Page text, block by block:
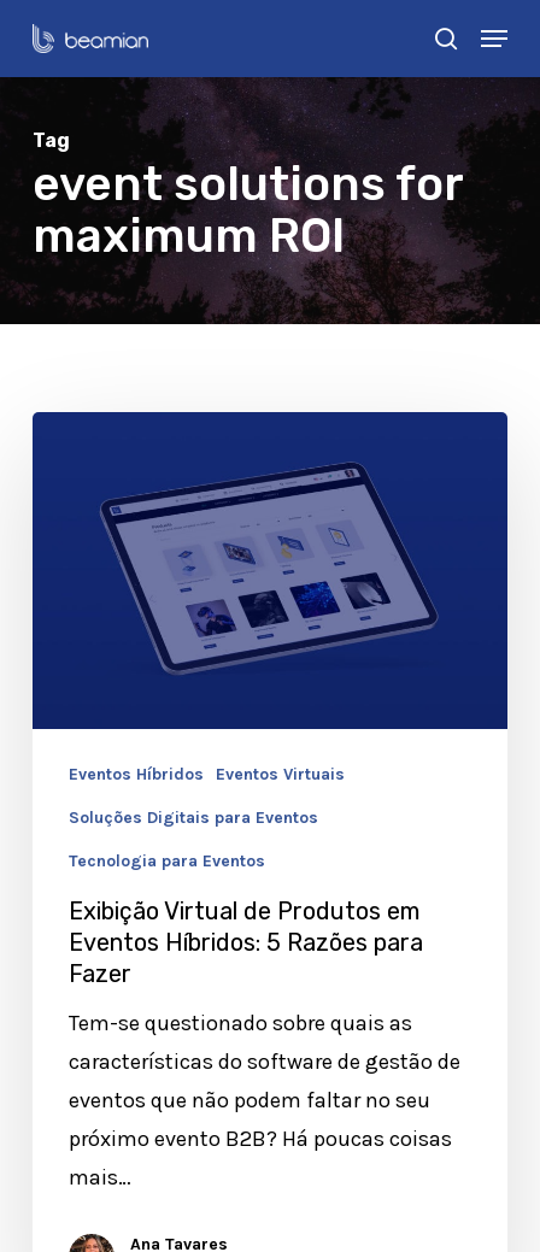
Skip
content
search
Menu
Tag
event solutions for
maximum ROI
Produtos
para
Fazer
Eventos Híbridos Eventos Virtuais
Soluções Digitais para Eventos
Tecnologia para Eventos
Exibição Virtual de Produtos em
Eventos Híbridos: 5 Razões para
Fazer
Tem-se questionado sobre quais as
características do software de gestão de
eventos que não podem faltar no seu
próximo evento B2B? Há poucas coisas
mais…
Ana Tavares
Close
Menu